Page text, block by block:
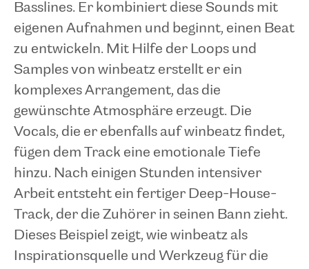
Basslines. Er kombiniert diese Sounds mit
eigenen Aufnahmen und beginnt, einen Beat
zu entwickeln. Mit Hilfe der Loops und
Samples von winbeatz erstellt er ein
komplexes Arrangement, das die
gewünschte Atmosphäre erzeugt. Die
Vocals, die er ebenfalls auf winbeatz findet,
fügen dem Track eine emotionale Tiefe
hinzu. Nach einigen Stunden intensiver
Arbeit entsteht ein fertiger Deep-House-
Track, der die Zuhörer in seinen Bann zieht.
Dieses Beispiel zeigt, wie winbeatz als
Inspirationsquelle und Werkzeug für die